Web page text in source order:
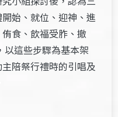
始、就位、迎神、進
食、飲福受胙、撤
以這些步驟為基本架
陪祭行禮時的引唱及